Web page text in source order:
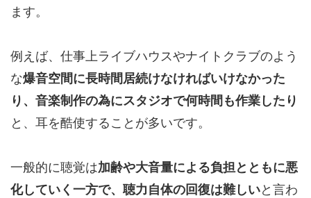
ます。
例えば、仕事上ライブハウスやナイトクラブのよう
な爆音空間に長時間居続けなければいけなかった
り、音楽制作の為にスタジオで何時間も作業したり
と、耳を酷使することが多いです。
一般的に聴覚は加齢や大音量による負担とともに悪
化していく一方で、聴力自体の回復は難しいと言わ